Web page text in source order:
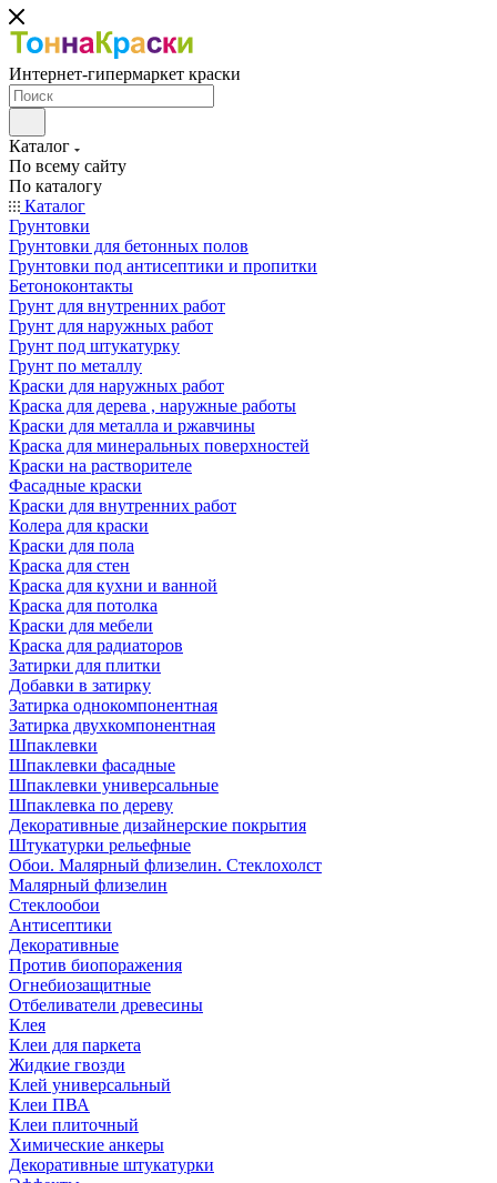
Интернет-гипермаркет краски
Каталог
По всему сайту
По каталогу
Каталог
Грунтовки
Грунтовки для бетонных полов
Грунтовки под антисептики и пропитки
Бетоноконтакты
Грунт для внутренних работ
Грунт для наружных работ
Грунт под штукатурку
Грунт по металлу
Краски для наружных работ
Краска для дерева , наружные работы
Краски для металла и ржавчины
Краска для минеральных поверхностей
Краски на растворителе
Фасадные краски
Краски для внутренних работ
Колера для краски
Краски для пола
Краска для стен
Краска для кухни и ванной
Краска для потолка
Краски для мебели
Краска для радиаторов
Затирки для плитки
Добавки в затирку
Затирка однокомпонентная
Затирка двухкомпонентная
Шпаклевки
Шпаклевки фасадные
Шпаклевки универсальные
Шпаклевка по дереву
Декоративные дизайнерские покрытия
Штукатурки рельефные
Обои. Малярный флизелин. Стеклохолст
Малярный флизелин
Стеклообои
Антисептики
Декоративные
Против биопоражения
Огнебиозащитные
Отбеливатели древесины
Клея
Клеи для паркета
Жидкие гвозди
Клей универсальный
Клеи ПВА
Клеи плиточный
Химические анкеры
Декоративные штукатурки